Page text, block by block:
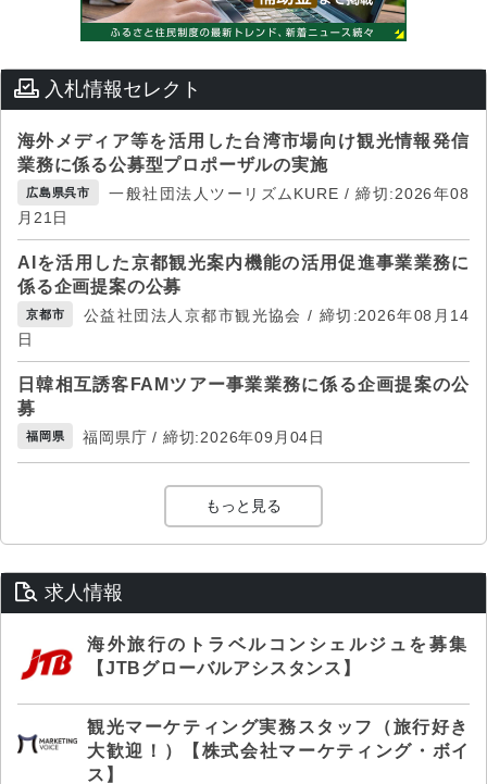
入札情報セレクト
海外メディア等を活用した台湾市場向け観光情報発信
業務に係る公募型プロポーザルの実施
広島県呉市
一般社団法人ツーリズムKURE / 締切:2026年08
月21日
AIを活用した京都観光案内機能の活用促進事業業務に
係る企画提案の公募
京都市
公益社団法人京都市観光協会 / 締切:2026年08月14
日
日韓相互誘客FAMツアー事業業務に係る企画提案の公
募
福岡県 福岡県庁 / 締切:2026年09月04日
もっと見る
求人情報
海外旅行のトラベルコンシェルジュを募集
【JTBグローバルアシスタンス】
観光マーケティング実務スタッフ（旅行好き
大歓迎！）【株式会社マーケティング・ボイ
ス】